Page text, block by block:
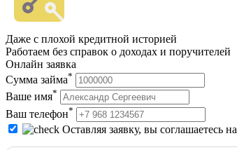
Даже с плохой кредитной историей
Работаем без справок о доходах и поручителей
Онлайн заявка
Сумма займа*
Ваше имя*
Ваш телефон*
Оставляя заявку, вы соглашаетесь на